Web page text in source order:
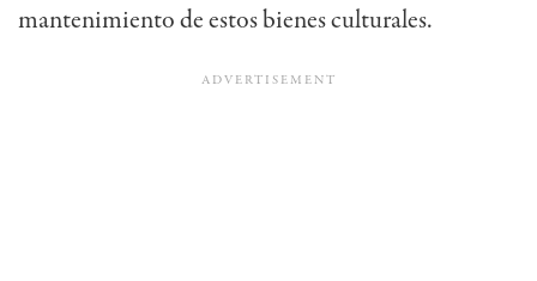
mantenimiento de estos bienes culturales.